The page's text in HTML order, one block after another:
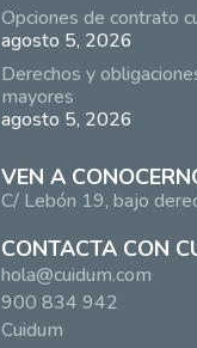
Opciones de contrato
agosto 5, 2026
Derechos y
mayores
agosto 5, 2026
VEN A
C/ Lebón 19, bajo
CONTACTA CON
hola@cuidum.com
900 834 942
Cuidum